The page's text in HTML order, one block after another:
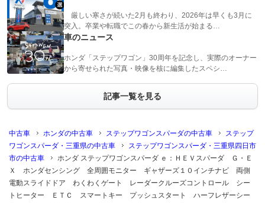
厳しい寒さが続いた2月も終わり、2026年は早くも3月に
突入。卒業や転職でこの春から新生活が始まる…
車のニュース
ホンダ「ステップワゴン」30周年を記念し、実際のオーナー
から寄せられた写真・映像を核に編集したスペシ…
記事一覧を見る
中古車 ホンダの中古車 ステップワゴンスパーダの中古車
ステップ
ワゴンスパーダ・三重県の中古車
ステップワゴンスパーダ・三重県四日市
市の中古車
ホンダ ステップワゴンスパーダ ｅ：ＨＥＶスパーダ Ｇ・Ｅ
Ｘ ホンダセンシング 全周囲モニター ギャザーズ１０インチナビ 両側
電動スライドドア わくわくゲート レーダークルーズコントロール シー
トヒーター ＥＴＣ スマートキー プッシュスタート ハーフレザーシー